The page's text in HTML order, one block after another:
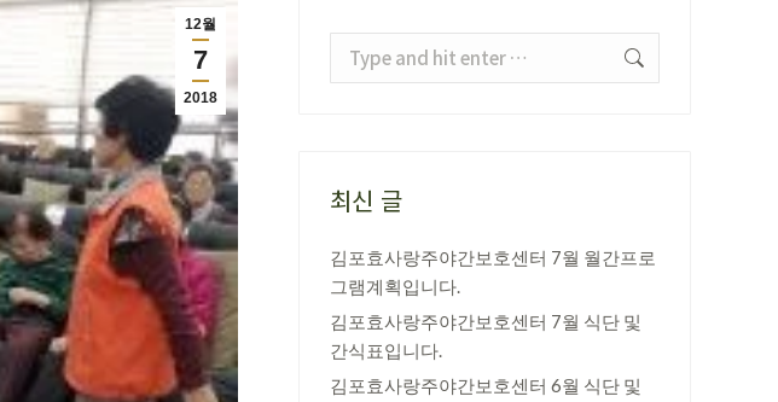
12월
7
2018
Search:
최신 글
김포효사랑주야간보호센터 7월 월간프로
그램계획입니다.
김포효사랑주야간보호센터 7월 식단 및
간식표입니다.
김포효사랑주야간보호센터 6월 식단 및